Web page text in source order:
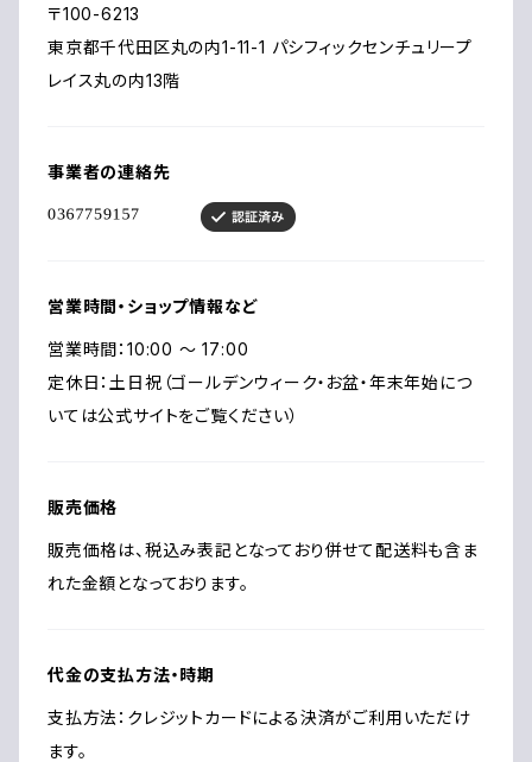
〒100-6213
東京都千代田区丸の内1-11-1 パシフィックセンチュリープ
レイス丸の内13階
事業者の連絡先
営業時間・ショップ情報など
営業時間：10:00 〜 17:00
定休日：土日祝（ゴールデンウィーク・お盆・年末年始につ
いては公式サイトをご覧ください）
販売価格
販売価格は、税込み表記となっており併せて配送料も含ま
れた金額となっております。
代金の支払方法・時期
支払方法：クレジットカードによる決済がご利用いただけ
ます。